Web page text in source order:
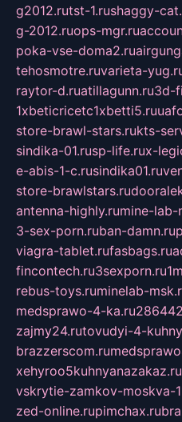
g2012.rutst-1.rushaggy-
g-2012.ruops-mgr.ru
poka-vse-doma2.ru
tehosmotre.ruvarieta-
raytor-d.ruatillagunn.ru3d-
1xbeticricetc1xbetti5.ru
store-brawl-stars.rukts-
sindika-01.rusp-life.rux-
e-abis-1-c.rusindika01.ru
store-brawlstars.ru
antenna-highly.rumine-lab-
3-sex-porn.ruban-damn.ru
viagra-tablet.rufasbags.ru
fincontech.ru3sexporn.ru
rebus-toys.ruminelab-
medsprawo-4-ka.ru
zajmy24.rutovudyi-4-
brazzerscom.ru
xehyroo5kuhnyanazakaz.ru
vskrytie-zamkov-moskva-
zed-online.rupimchax.ru